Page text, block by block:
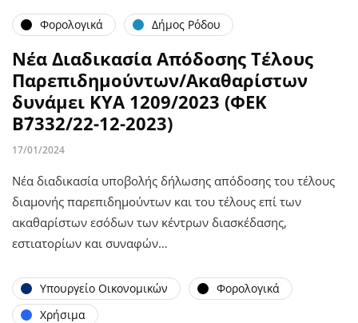
Φορολογικά Δήμος Ρόδου
Νέα Διαδικασία Απόδοσης Τέλους
Παρεπιδημούντων/Ακαθαρίστων
δυνάμει ΚΥΑ 1209/2023 (ΦΕΚ
Β΄7332/22-12-2023)
17/01/2024
Νέα διαδικασία υποβολής δήλωσης απόδοσης του τέλους
διαμονής παρεπιδημούντων και του τέλους επί των
ακαθαρίστων εσόδων των κέντρων διασκέδασης,
εστιατορίων και συναφών…
Υπουργείο Οικονομικών
Φορολογικά
Χρήσιμα